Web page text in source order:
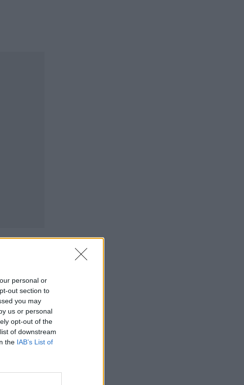
personal or
out section to
you may
us or personal
opt-out of the
of downstream
the IAB’s List of